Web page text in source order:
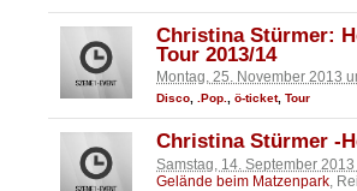
Christina Stürmer:
Tour 2013/14
Montag, 25. November 2013
Disco .Pop. ö-ticket, Tour
Christina Stürmer -
Samstag, 14. September
Gelände beim Matzenpark ,